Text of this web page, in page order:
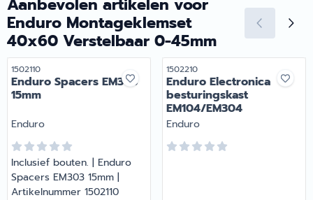
Enduro Montageklemset
40x60 Verstelbaar 0-45mm
Artikelnummer
1502110
Enduro Spacers EM303
15mm
Merk:
Enduro
Inclusief bouten. | Enduro
Spacers EM303 15mm |
Artikelnummer 1502110
Artikelnummer
1502210
Enduro Electronica
besturingskast
EM104/EM304
Merk:
Enduro